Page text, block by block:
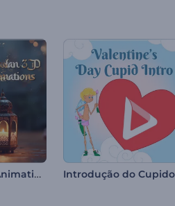
Ramadan 3D Animations